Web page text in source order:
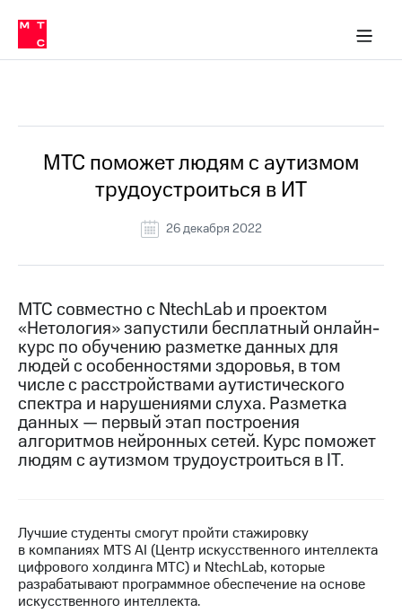
Медиа-центр
и акционерам
Устойчивое развитие
Комплаенс и деловая этика
компании
Карьера
История
компании
информация
Медиа-центр
Пресс-
релизы
МТС
о технологиях
Достижения
Интервью
Контакты
Новости
в
в МТС
Пресс-
релизы
о технологиях
МТС поможет людям с аутизмом
трудоустроиться в ИТ
26 декабря 2022
МТС совместно с NtechLab и проектом
«Нетология» запустили бесплатный онлайн-
курс по обучению разметке данных для
людей с особенностями здоровья, в том
числе с расстройствами аутистического
спектра и нарушениями слуха. Разметка
данных — первый этап построения
алгоритмов нейронных сетей. Курс поможет
людям с аутизмом трудоустроиться в IТ.
Лучшие студенты смогут пройти стажировку
в компаниях MTS AI (Центр искусственного интеллекта
цифрового холдинга МТС) и NtechLab, которые
разрабатывают программное обеспечение на основе
искусственного интеллекта.